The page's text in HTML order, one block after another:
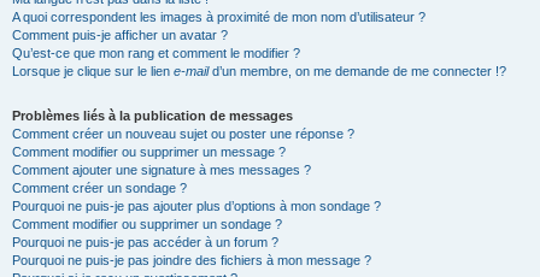
A quoi correspondent les images à proximité de mon nom d’utilisateur ?
Comment puis-je afficher un avatar ?
Qu’est-ce que mon rang et comment le modifier ?
Lorsque je clique sur le lien e-maild’un membre, on me demande de me connecter !?
Problèmes liés à la publication de messages
Comment créer un nouveau sujet ou poster une réponse ?
Comment modifier ou supprimer un message ?
Comment ajouter une signature à mes messages ?
Comment créer un sondage ?
Pourquoi ne puis-je pas ajouter plus d’options à mon sondage ?
Comment modifier ou supprimer un sondage ?
Pourquoi ne puis-je pas accéder à un forum ?
Pourquoi ne puis-je pas joindre des fichiers à mon message ?